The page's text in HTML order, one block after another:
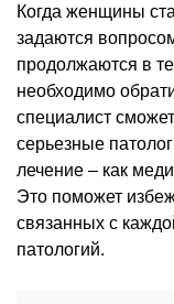
Когда женщины
задаются
продолжаются в
необходимо
специалист
серьезные
лечение – как
Это поможет
связанных с
патологий.